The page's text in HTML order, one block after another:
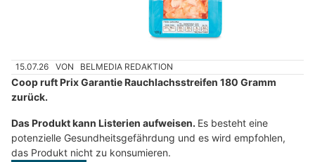
15.07.26 VON BELMEDIA REDAKTION
Coop ruft Prix Garantie Rauchlachsstreifen 180 Gramm
zurück.
Das Produkt kann Listerien aufweisen. Es besteht eine
potenzielle Gesundheitsgefährdung und es wird empfohlen,
das Produkt nicht zu konsumieren.